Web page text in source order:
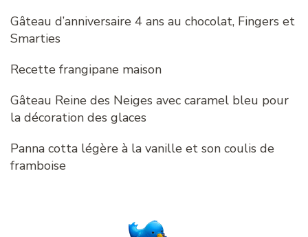
Gâteau d’anniversaire 4 ans au chocolat, Fingers et
Smarties
Recette frangipane maison
Gâteau Reine des Neiges avec caramel bleu pour
la décoration des glaces
Panna cotta légère à la vanille et son coulis de
framboise